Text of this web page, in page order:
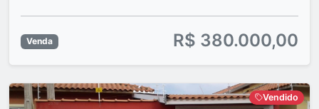
Venda R$ 380.000,00
Vendido